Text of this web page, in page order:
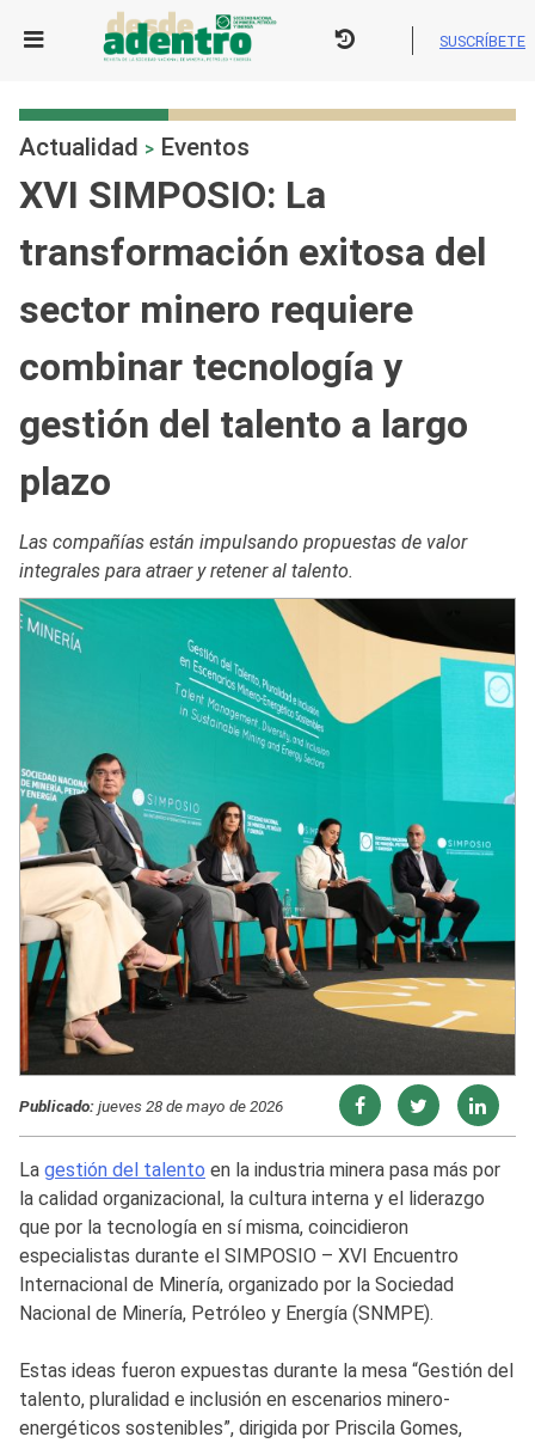
SUSCRÍBETE
Actualidad > Eventos
XVI SIMPOSIO: La
transformación exitosa del
sector minero requiere
combinar tecnología y
gestión del talento a largo
plazo
Las compañías están impulsando propuestas de valor
integrales para atraer y retener al talento.
Publicado:jueves 28 de mayo de 2026
La gestión del talento en la industria minera pasa más por
la calidad organizacional, la cultura interna y el liderazgo
que por la tecnología en sí misma, coincidieron
especialistas durante el SIMPOSIO – XVI Encuentro
Internacional de Minería, organizado por la Sociedad
Nacional de Minería, Petróleo y Energía (SNMPE).
Estas ideas fueron expuestas durante la mesa “Gestión del
talento, pluralidad e inclusión en escenarios minero-
energéticos sostenibles”, dirigida por Priscila Gomes,